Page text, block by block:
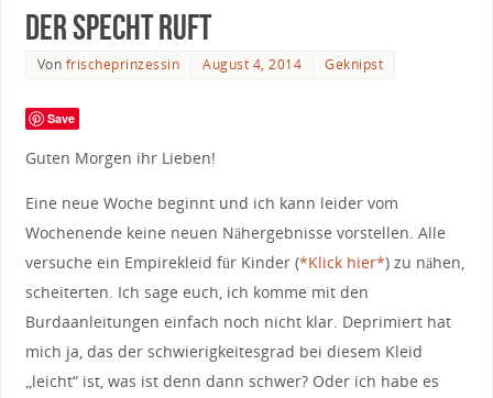
Der Specht ruft
Von frischeprinzessin August 4, 2014 Geknipst
Save
Guten Morgen ihr Lieben!
Eine neue Woche beginnt und ich kann leider vom
Wochenende keine neuen Nähergebnisse vorstellen. Alle
versuche ein Empirekleid für Kinder (*Klick hier*) zu nähen,
scheiterten. Ich sage euch, ich komme mit den
Burdaanleitungen einfach noch nicht klar. Deprimiert hat
mich ja, das der schwierigkeitesgrad bei diesem Kleid
„leicht“ ist, was ist denn dann schwer? Oder ich habe es